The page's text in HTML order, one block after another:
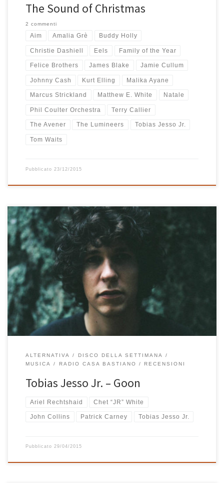
The Sound of Christmas
2 commenti
Aim Amalia Grè Buddy Holly
Christie Dashiell Eels Family of the Year
Felice Brothers James Blake Jamie Cullum
Johnny Cash Kurt Elling Malika Ayane
Marcus Strickland Matthew E. White Natale
Phil Coulter Orchestra Terry Callier
The Avener The Lumineers Tobias Jesso Jr.
Tom Waits
Pubblicato 23/12/2015
Quando inizia la prima traccia Can’t Stop Thinking About You devo
sempre trattenere il fiato e fermarmi un attimo. Normalmente ho
bisogno di qualche secondo di tempo per mettermi sulla giusta
frequenza di Tobias Jesso Jr. che, come una meteora, è da poche
settimane piombato nella mia vita musicale. Goon è il […]
ALTERNATIVA
DISCO DELLA SETTIMANA
MUSICA
RADIO CASA BASTIANO RECENSIONI
Tobias Jesso Jr. – Goon
Ariel Rechtshaid Chet “JR” White
John Collins Patrick Carney Tobias Jesso Jr.
Pubblicato 29/04/2015